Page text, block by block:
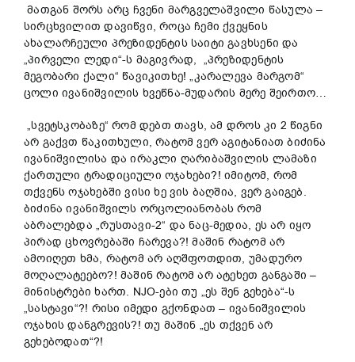
მათგან შორს არც ჩვენი მარგველაშვილი წასულა –
სირცხვილით დავიწვი, როცა ჩემი ქვეყნის
ახალარჩეული პრეზიდენტის საიტი გავხსენი და
„პირველი ლედი“-ს მაგივრად, „პრეზიდენტის
მეგობარი ქალი“ წავიკითხე! „კარალევა მარგომ“
ცოლი ივანიშვილის ხვეწნა-მუდარის მერე შეირთო…
„სვეტსკობაზე“ რომ დებთ თავს, ამ დროს კი 2 წიგნი
არ გაქვთ წაკითხული, რატომ ვერ აგიტანიათ ბიძინა
ივანიშვილისა და ირაკლი ღარიბაშვილის ლამაზი
ქართული ტრადიციული ოჯახები?! იმიტომ, რომ
თქვენს ოჯახებში ვისი ხე ვის ბაღშია, ვერ გაიგებ.
ბიძინა ივანიშვილს ორცოლიანობას რომ
აბრალებდა „რუსთავი-2“ და ნაც-მედია, ეს არ იყო
პირად ცხოვრებაში ჩარევა?! მაშინ რატომ არ
ამოიღეთ ხმა, რატომ არ აღშფოთდით, უმადურო
მოღალატეებო?! მაშინ რატომ არ ატეხეთ განგაში –
მინისტრები ხართ. NJO-ები თუ „ეს შენ გეხება“-ს
„სასტავი“?! რისი იმედი გქონდათ – ივანიშვილის
ოჯახის დანგრევის?! თუ მაშინ „ეს თქვენ არ
გეხებოდათ“?!